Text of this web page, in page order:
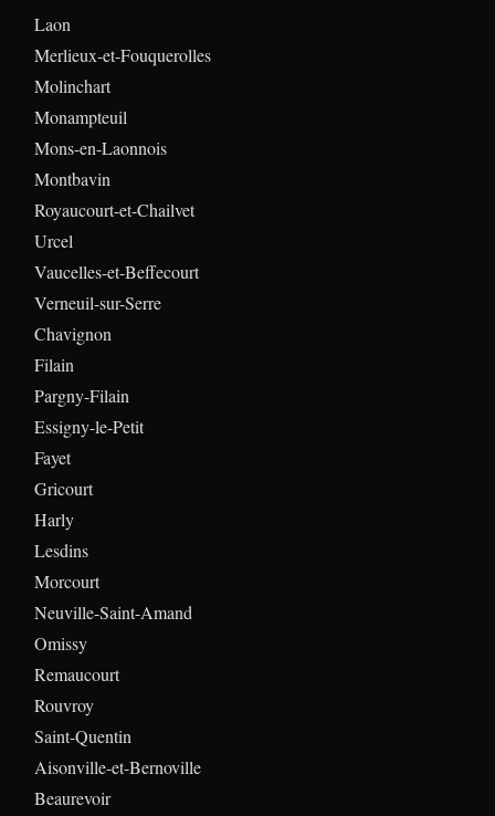
Laon
Merlieux-et-Fouquerolles
Molinchart
Monampteuil
Mons-en-Laonnois
Montbavin
Royaucourt-et-Chailvet
Urcel
Vaucelles-et-Beffecourt
Verneuil-sur-Serre
Chavignon
Filain
Pargny-Filain
Essigny-le-Petit
Fayet
Gricourt
Harly
Lesdins
Morcourt
Neuville-Saint-Amand
Omissy
Remaucourt
Rouvroy
Saint-Quentin
Aisonville-et-Bernoville
Beaurevoir